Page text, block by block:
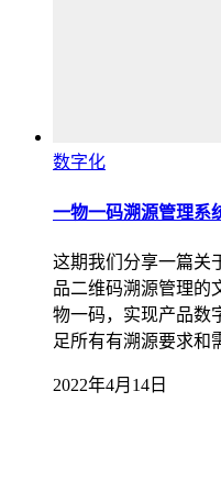
数字化
一物一码溯源管理系
这期我们分享一篇关
品二维码溯源管理的
物一码，实现产品数
足所有有溯源要求
2022年4月14日